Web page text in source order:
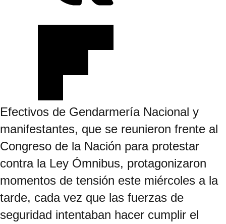
Efectivos de Gendarmería Nacional y
manifestantes, que se reunieron frente al
Congreso de la Nación para protestar
contra la Ley Ómnibus, protagonizaron
momentos de tensión este miércoles a la
tarde, cada vez que las fuerzas de
seguridad intentaban hacer cumplir el